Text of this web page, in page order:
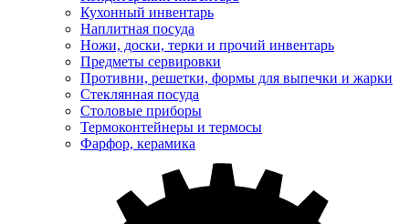
Кухонный инвентарь
Наплитная посуда
Ножи, доски, терки и прочий инвентарь
Предметы сервировки
Противни, решетки, формы для выпечки и жарки
Стеклянная посуда
Столовые приборы
Термоконтейнеры и термосы
Фарфор, керамика